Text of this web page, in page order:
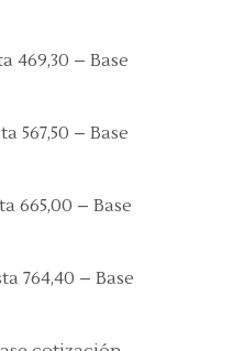
469,30 – Base
567,50 – Base
665,00 – Base
764,40 – Base